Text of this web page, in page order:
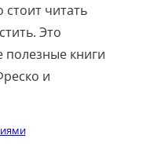
читать
Это
книги
и